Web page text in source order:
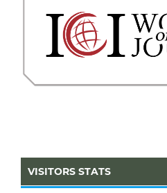
VISITORS STATS